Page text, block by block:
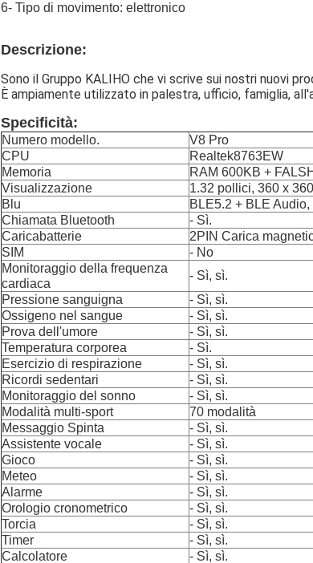
6- Tipo di movimento: elettronico
Descrizione:
Sono il Gruppo KALIHO che vi scrive sui nostri nuovi
È ampiamente utilizzato in palestra, ufficio, famiglia,
Specificità:
Numero modello.
V8 Pro
CPU
Realtek8763EW
Memoria
RAM 600KB +
Visualizzazione
1.32 pollici, 360 x
Blu
BLE5.2 + BLE
Chiamata Bluetooth
- Sì.
Caricabatterie
2PIN Carica
SIM
- No
Monitoraggio della frequenza
cardiaca
- Sì, sì.
Pressione sanguigna
- Sì, sì.
Ossigeno nel sangue
- Sì, sì.
Prova dell'umore
- Sì, sì.
Temperatura corporea
- Sì.
Esercizio di respirazione
- Sì, sì.
Ricordi sedentari
- Sì, sì.
Monitoraggio del sonno
- Sì, sì.
Modalità multi-sport
70 modalità
Messaggio Spinta
- Sì, sì.
Assistente vocale
- Sì, sì.
Gioco
- Sì, sì.
Meteo
- Sì, sì.
Alarme
- Sì, sì.
Orologio cronometrico
- Sì, sì.
Torcia
- Sì, sì.
Timer
- Sì, sì.
Calcolatore
- Sì, sì.